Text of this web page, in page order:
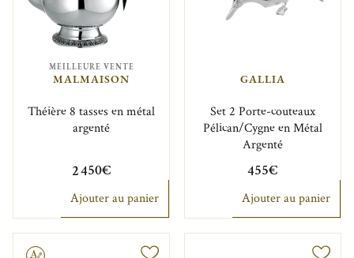
MEILLEURE VENTE
MALMAISON
Théière 8 tasses en métal
argenté
2 450€
Ajouter au panier
GALLIA
Set 2 Porte-couteaux
Pélican/Cygne en Métal
Argenté
455€
Ajouter au panier